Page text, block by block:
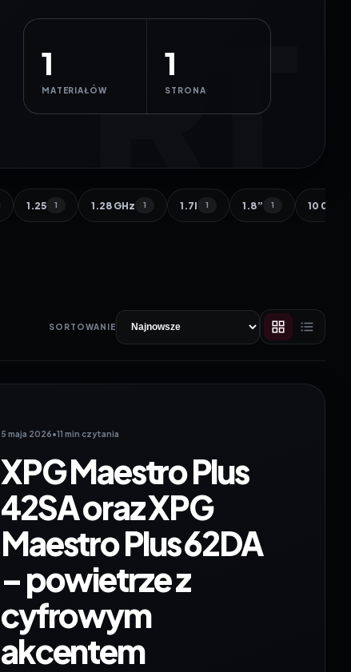
1
MATERIAŁÓW
1
STRONA
1.25 1 1.28 GHz 1 1.7l 1 1.8” 1 10 000
SORTOWANIE
5 maja 2026•11 min czytania
XPG Maestro Plus
42SA oraz XPG
Maestro Plus 62DA
– powietrze z
cyfrowym
akcentem